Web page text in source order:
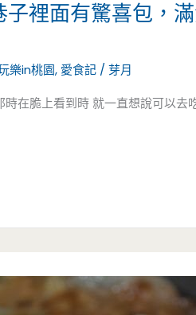
裡面有驚喜包，
樂in桃園, 愛食記 /芽月
在脆上看到時 就一直想說可以去